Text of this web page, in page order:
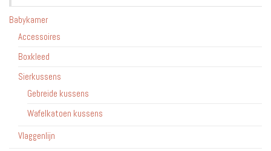
Babykamer
Accessoires
Boxkleed
Sierkussens
Gebreide kussens
Wafelkatoen kussens
Vlaggenlijn